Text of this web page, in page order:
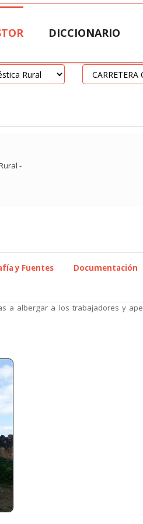
DICCIONARIO
-
y Fuentes Documentación
a albergar a los trabajadores y